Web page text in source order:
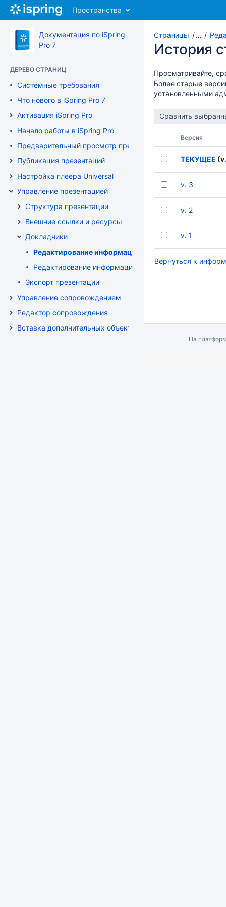
Перейти
содержимому
assistive.skiplink.to.breadcrumbs
assistive.skiplink.to.quick.search
Пространства
Документация по iSpring
Pro 7
ДЕРЕВО СТРАНИЦ
Системные требования
Что нового в iSpring Pro 7
Активация iSpring Pro
Начало работы в iSpring Pro
Предварительный просмотр презентации
Публикация презентаций
Настройка плеера Universal
Управление презентацией
Структура презентации
Внешние ссылки и ресурсы
Докладчики
Редактирование информации о докладчиках
Редактирование информации о компании
Экспорт презентации
Управление сопровождением
Редактор сопровождения
Вставка дополнительных объектов
Страницы …
История
Просматривайте,
Более старые
установленными
Версия
ТЕКУЩЕЕ
v. 3
v. 2
v. 1
Вернуться к
На